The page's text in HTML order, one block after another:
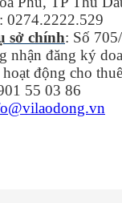
0274.2222.529
sở chính: Số
nhận đăng ký
động cho
0901 55 03